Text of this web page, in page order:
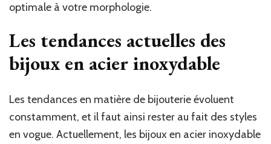
optimale à votre morphologie.
Les tendances actuelles des
bijoux en acier inoxydable
Les tendances en matière de bijouterie évoluent
constamment, et il faut ainsi rester au fait des styles
en vogue. Actuellement, les bijoux en acier inoxydable